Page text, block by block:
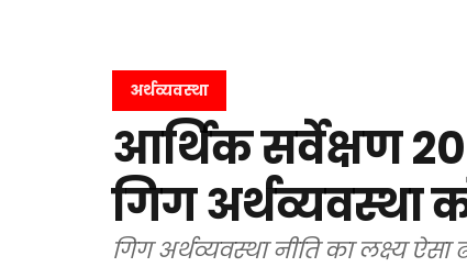
अर्थव्यवस्था
आर्थिक सर्वेक्षण
गिग अर्थव्यवस्था
गिग अर्थव्यवस्था नीति का लक्ष्य